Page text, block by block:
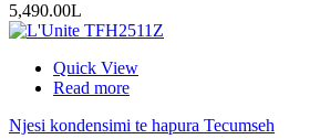
5,490.00L
Quick View
Read more
Njesi kondensimi te hapura Tecumseh